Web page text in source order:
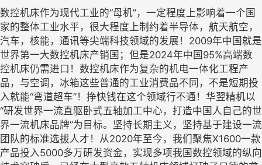
数控机床作为现代工业的“母机”，一定程度上影响着一个国
家的整体工业水平，很大程度上制约着半导体，航天航空，
汽车，核能，通讯等尖端科技领域的发展！2009年中国就是
世界第一大数控机床产销国；但是2024年中国 95%高端数
控机床仍需进口！数控机床作为复杂的机电一体化工程产
品，与空调，冰箱这些普通的工业消费品不同，不是短期投
入就能“弯道超车”！挣快钱在这个领域行不通！华翌精机以
“研发世界一流直驱卧式五轴加工中心，打造中国人自己的世
界一流机床品牌”为目标。坚持长期主义，坚持基于建设一流
团队的标准选拔人才！从2020年至今，我们聚焦X1600一款
产品投入5000多万研发资金，实现多项我国数控领域的纵向